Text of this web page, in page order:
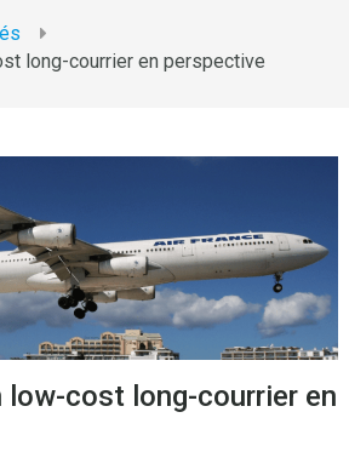
long-courrier en perspective
low-cost long-courrier en